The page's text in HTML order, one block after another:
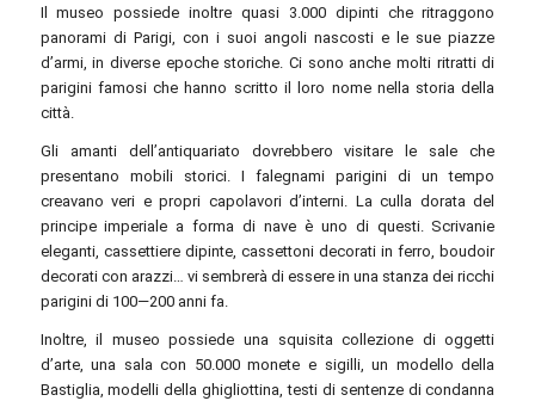
Il museo possiede inoltre quasi 3.000 dipinti che ritraggono
panorami di Parigi, con i suoi angoli nascosti e le sue piazze
d’armi, in diverse epoche storiche. Ci sono anche molti ritratti di
parigini famosi che hanno scritto il loro nome nella storia della
città.
Gli amanti dell’antiquariato dovrebbero visitare le sale che
presentano mobili storici. I falegnami parigini di un tempo
creavano veri e propri capolavori d’interni. La culla dorata del
principe imperiale a forma di nave è uno di questi. Scrivanie
eleganti, cassettiere dipinte, cassettoni decorati in ferro, boudoir
decorati con arazzi… vi sembrerà di essere in una stanza dei ricchi
parigini di 100—200 anni fa.
Inoltre, il museo possiede una squisita collezione di oggetti
d’arte, una sala con 50.000 monete e sigilli, un modello della
Bastiglia, modelli della ghigliottina, testi di sentenze di condanna